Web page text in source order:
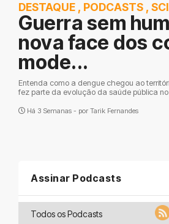
DESTAQUE , PODCASTS ,
Guerra sem
nova face dos
mode...
Entenda como a dengue chegou ao
fez parte da evolução da saúde pública no
Há 3 Semanas - por Tarik Fernandes
Assinar Podcasts
Todos os Podcasts